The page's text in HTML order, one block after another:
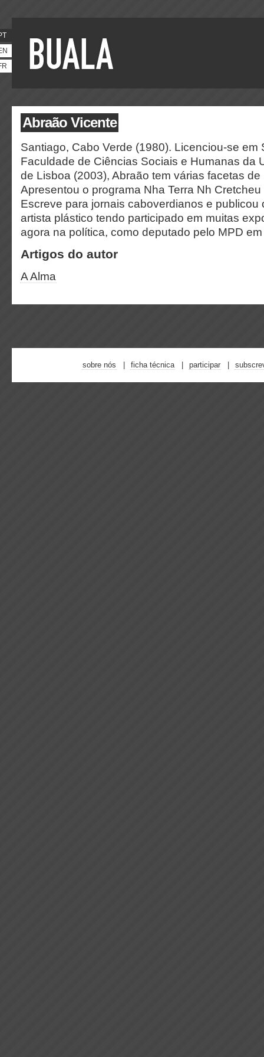
Abraão Vicente
Santiago, Cabo Verde (1980). Licenciou-se em
Faculdade de Ciências Sociais e Humanas da
de Lisboa (2003), Abraão tem várias facetas
Apresentou o programa Nha Terra Nh Cretcheu
Escreve para jornais caboverdianos e publicou
artista plástico tendo participado em muitas
agora na política, como deputado pelo MPD
Artigos do autor
A Alma
sobre nós ficha técnica participar